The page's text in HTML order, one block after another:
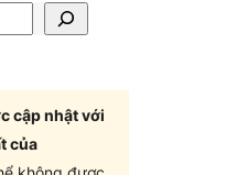
cập nhật với
của